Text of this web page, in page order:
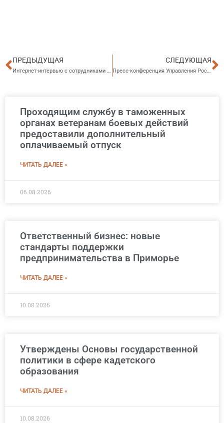
Пред
ПРЕДЫДУЩАЯ
Интернет-интервью с сотрудниками Прокуратуры Приморского края на тему: «Ответы на актуальные вопросы пользователей СПС «КонсультантПлюс»
СЛЕДУЮЩАЯ
Пресс-конференция Управления Росреестра по Приморскому краю на тему: «Что ждет собственников в связи с изменением законодательства «
Проходящим службу в таможенных
органах ветеранам боевых действий
предоставили дополнительный
оплачиваемый отпуск
ЧИТАТЬ ДАЛЕЕ »
06.08.2026
Ответственный бизнес: новые
стандарты поддержки
предпринимательства в Приморье
ЧИТАТЬ ДАЛЕЕ »
10.08.2026
Утверждены Основы государственной
политики в сфере кадетского
образования
ЧИТАТЬ ДАЛЕЕ »
10.08.2026